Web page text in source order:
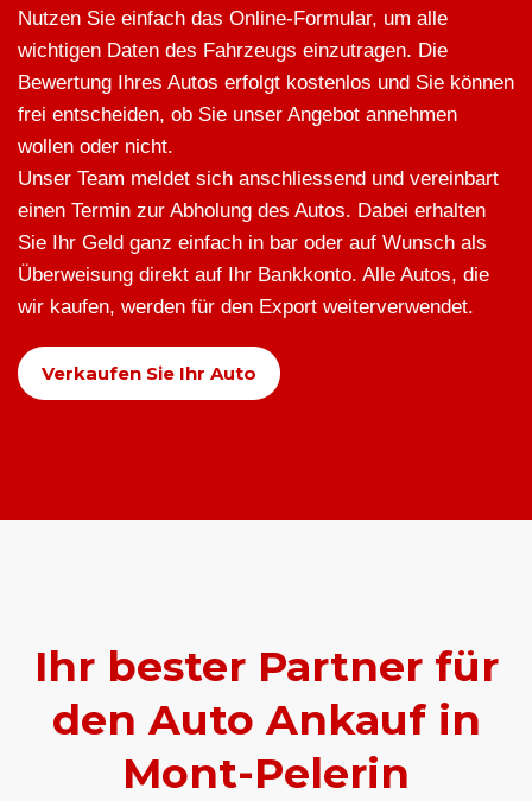
Nutzen Sie einfach das Online-Formular, um alle
wichtigen Daten des Fahrzeugs einzutragen. Die
Bewertung Ihres Autos erfolgt kostenlos und Sie können
frei entscheiden, ob Sie unser Angebot annehmen
wollen oder nicht.
Unser Team meldet sich anschliessend und vereinbart
einen Termin zur Abholung des Autos. Dabei erhalten
Sie Ihr Geld ganz einfach in bar oder auf Wunsch als
Überweisung direkt auf Ihr Bankkonto. Alle Autos, die
wir kaufen, werden für den Export weiterverwendet.
Verkaufen Sie Ihr Auto
Ihr bester Partner für
den Auto Ankauf in
Mont-Pelerin